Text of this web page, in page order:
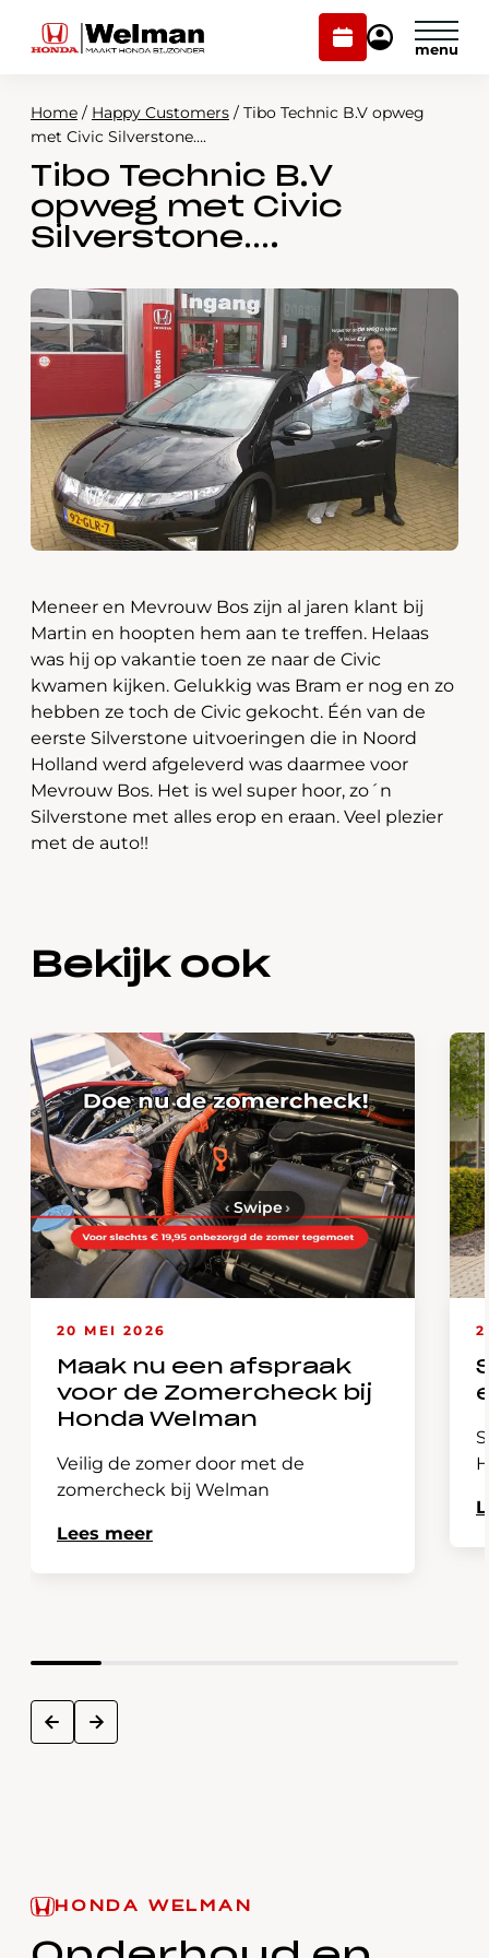
Plan
onderhoud
Mijn
Modellen
Voorraad
Onderhoud en service
Over ons
Webshop
Plan onderhoud
Mijn Honda Welman
Home / Happy Customers / Tibo Technic B.V opweg
met Civic Silverstone….
Tibo Technic B.V
opweg met Civic
Silverstone….
Meneer en Mevrouw Bos zijn al jaren klant bij
Martin en hoopten hem aan te treffen. Helaas
was hij op vakantie toen ze naar de Civic
kwamen kijken. Gelukkig was Bram er nog en zo
hebben ze toch de Civic gekocht. Één van de
eerste Silverstone uitvoeringen die in Noord
Holland werd afgeleverd was daarmee voor
Mevrouw Bos. Het is wel super hoor, zo´n
Silverstone met alles erop en eraan. Veel plezier
met de auto!!
Bekijk ook
20 MEI 2026
Maak nu een afspraak
voor de Zomercheck bij
Honda Welman
Veilig de zomer door met de
zomercheck bij Welman
Lees meer
prev next
‹ Swipe›
HONDA WELMAN